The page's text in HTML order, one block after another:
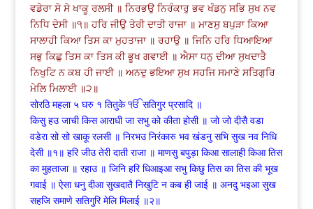
ਵਡੇਰਾ ਸੋ ਸੋ ਖਾਕੂ ਰਲਸੀ ॥ ਨਿਰਭਉ ਨਿਰੰਕਾਰੁ ਭਵ ਖੰਡਨੁ ਸਭਿ ਸੁਖ ਨਵ
ਨਿਧਿ ਦੇਸੀ ॥੧॥ ਹਰਿ ਜੀਉ ਤੇਰੀ ਦਾਤੀ ਰਾਜਾ ॥ ਮਾਣਸੁ ਬਪੁੜਾ ਕਿਆ
ਸਾਲਾਹੀ ਕਿਆ ਤਿਸ ਕਾ ਮੁਹਤਾਜਾ ॥ ਰਹਾਉ ॥ ਜਿਨਿ ਹਰਿ ਧਿਆਇਆ
ਸਭੁ ਕਿਛੁ ਤਿਸ ਕਾ ਤਿਸ ਕੀ ਭੂਖ ਗਵਾਈ ॥ ਐਸਾ ਧਨੁ ਦੀਆ ਸੁਖਦਾਤੈ
ਨਿਖੁਟਿ ਨ ਕਬ ਹੀ ਜਾਈ ॥ ਅਨਦੁ ਭਇਆ ਸੁਖ ਸਹਜਿ ਸਮਾਣੇ ਸਤਿਗੁਰਿ
ਮੇਲਿ ਮਿਲਾਈ ॥੨॥
सोरठि महला ५ घरु १ तितुके ੴ सतिगुर प्रसादि ॥
किसु हउ जाची किस आराधी जा सभु को कीता होसी ॥ जो जो दीसै वडा
वडेरा सो सो खाकू रलसी ॥ निरभउ निरंकारु भव खंडनु सभि सुख नव निधि
देसी ॥१॥ हरि जीउ तेरी दाती राजा ॥ माणसु बपुड़ा किआ सालाही किआ तिस
का मुहताजा ॥ रहाउ ॥ जिनि हरि धिआइआ सभु किछु तिस का तिस की भूख
गवाई ॥ ऐसा धनु दीआ सुखदातै निखुटि न कब ही जाई ॥ अनदु भइआ सुख
सहजि समाणे सतिगुरि मेलि मिलाई ॥२॥